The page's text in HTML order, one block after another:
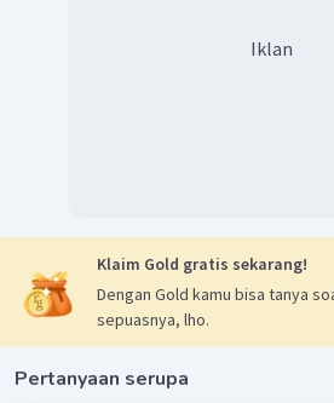
Iklan
Klaim Gold gratis sekarang!
Dengan Gold kamu bisa tanya
sepuasnya, lho.
Pertanyaan serupa